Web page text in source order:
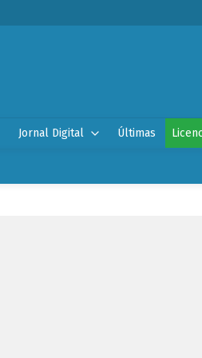
Jornal Digital Últimas